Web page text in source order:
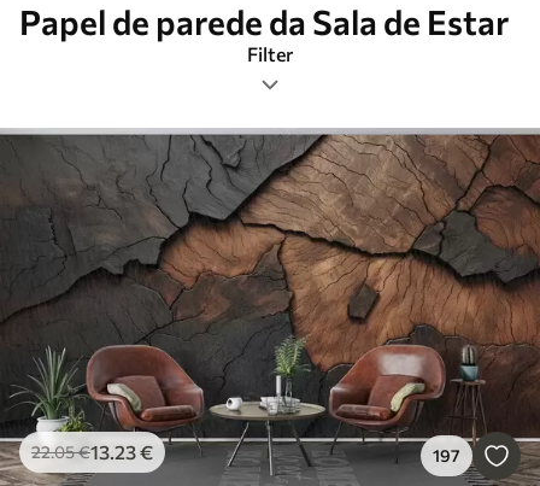
Papel de parede da Sala de Estar
Filter
Etiquetas
Formato da imagem
Paleta de cores
Inteligente
Limpar todos os filtros
22.05€13 .23€ 197